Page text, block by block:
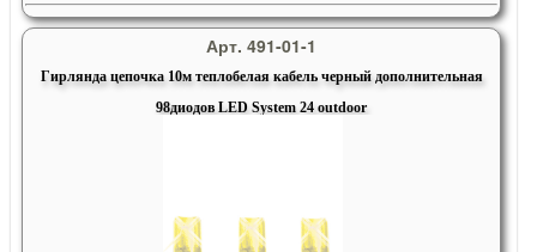
Арт. 491-01-1
Гирлянда цепочка 10м теплобелая кабель черный дополнительная
98диодов LED System 24 outdoor